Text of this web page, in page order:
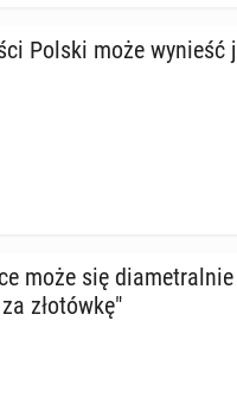
Polski może wynieść
może się
zło­tów­kę"